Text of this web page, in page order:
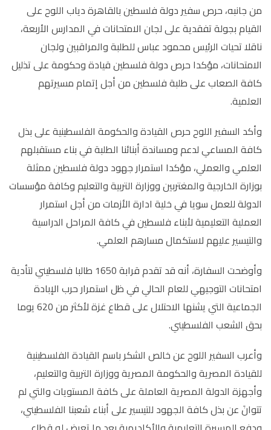
من جانبه، حرص سفير دولة فلسطين بالقاهرة دياب اللوح على
القيام بجولة تفقدية على لجان الامتحانات في المدارس الأربعة،
ناقلا تحيات الرئيس محمود عباس للطلبة والمراقبين ولجان
الامتحانات، مؤكدا حرص دولة فلسطين قيادة وحكومة على تذليل
كافة الصعاب على طلبة فلسطين من أجل إتمام مسيرتهم
العلمية.
وأكد السفير اللوح حرص القيادة والحكومة الفلسطينية على بذل
كافة المساعي لدعم ومساندة أبنائنا الطلبة في بناء مستقبلهم
العلمي والعملي، مؤكدا استمرار جهود دولة فلسطين ممثلة
بوزارة الخارجية والمغتربين ووزارة التربية والتعليم وكافة مؤسسات
الدولة للعمل سويا في خلية ادارة الأزمات من أجل استمرار
العملية التعليمية لأبناء فلسطين في كافة المراحل الدراسية
والتيسير عليهم لاستكمال مسارهم العلمي.
وأوضحت السفارة، أنه قد تقدم قرابة 1650 طالبا فلسطيني لتأدية
امتحانات التوجيهي للعام الحالي في ظل استمرار حرب الإبادة
الجماعية التي يشنها الاحتلال على قطاع غزة لأكثر من 620 يوما
بحق الشعب الفلسطيني.
وأعرب السفير اللوح عن خالص الشكر باسم القيادة الفلسطينية
للقيادة المصرية والحكومة المصرية ووزارة التربية والتعليم،
وأجهزة الدولة المصرية العاملة على كافة المستويات والتي لم
تتوانَ عن بذل كافة الجهود للتيسير على أبناء شعبنا الفلسطيني،